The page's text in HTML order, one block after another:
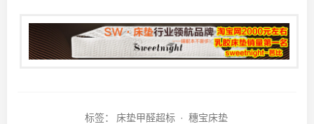
标签： 床垫甲醛超标 · 穗宝床垫